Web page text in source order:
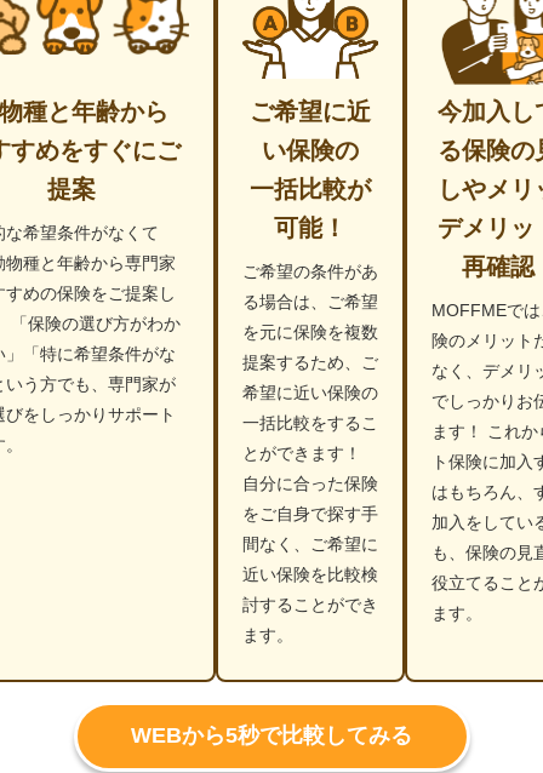
種と年齢から
すめをすぐにご
提案
な希望条件がなくて
物種と年齢から専門家
すめの保険をご提案し
「保険の選び方がわか
」「特に希望条件がな
いう方でも、専門家が
びをしっかりサポート
ご希望に近
い保険の
一括比較が
可能！
ご希望の条件があ
る場合は、ご希望
を元に保険を複数
提案するため、ご
希望に近い保険の
一括比較をするこ
とができます！
自分に合った保険
をご自身で探す手
間なく、ご希望に
近い保険を比較検
討することができ
ます。
今加入し
る保険の
しやメリ
デメリッ
再確認
MOFFMEで
険のメリット
なく、デメリ
でしっかりお
ます！ これか
ト保険に加入
はもちろん、
加入をしてい
も、保険の見
役立てること
ます。
WEBから5秒で比較してみる